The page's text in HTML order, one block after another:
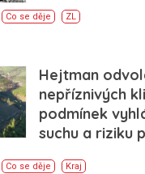
Co se děje ZL
Hejtman
nepříznivých
podmínek
suchu a riziku
Co se děje Kraj